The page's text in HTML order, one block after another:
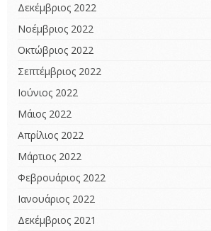
Δεκέμβριος 2022
Νοέμβριος 2022
Οκτώβριος 2022
Σεπτέμβριος 2022
Ιούνιος 2022
Μάιος 2022
Απρίλιος 2022
Μάρτιος 2022
Φεβρουάριος 2022
Ιανουάριος 2022
Δεκέμβριος 2021